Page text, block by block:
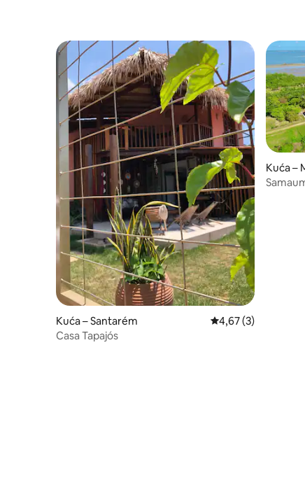
Kuća – Santarém Prosječna ocjena:
4,67 (3)
Casa Tapajós
Kuća –